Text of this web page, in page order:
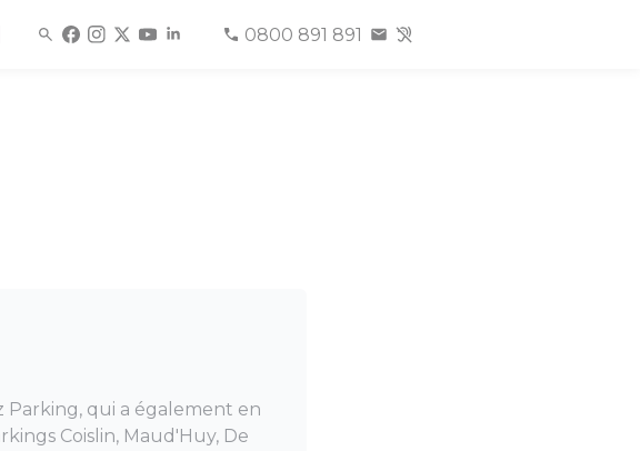
0800 891 891
Parking, qui a également en
Coislin, Maud'Huy, De